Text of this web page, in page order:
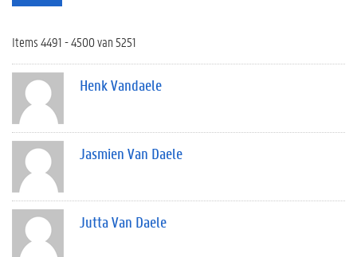
Items 4491 - 4500 van 5251
Henk Vandaele
Jasmien Van Daele
Jutta Van Daele